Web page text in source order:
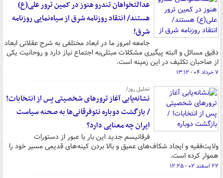
عدالتخواهان تندرو هنوز در کمین ترور علی(ع)
هستند/ انتقاد روزنامه شرق از سیاه‌نمایی روزنامه
شرق!
جامعه امروز ما در ابعاد مختلفی به شرح عقلانی ابعاد
دقیق مسائل و البته پیگیری مشکلات مبتلی‌به اجتماع نیاز دارد و روحانیت یکی
از صاحبان تکلیف در این زمینه است.
۷ خرداد ۰۴ - ۱۳:۱۲
تحلیل روز/
نشانه‌یابی آغاز ترورهای شخصیتی پس از انتخابات!
/ بازگشت دوباره نئوفرقانی‌ها به صحنه سیاست
ایران چه معنایی دارد؟
فرقانیسم جدید این بار با عبور از دستورات
ولایت‌فقیه و ایجاد شکاف‌های عمیق و بالا بردن کینه‌های قدیمی مسیر خود را
هموار کرده است.
۲۲ اسفند ۰۲ - ۱۲:۲۵